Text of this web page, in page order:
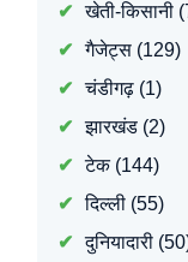
खेती-किसानी
गैजेट्स(129)
चंडीगढ़(1)
झारखंड(2)
टेक(144)
दिल्ली(55)
दुनियादारी